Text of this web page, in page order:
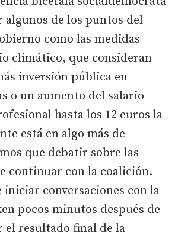
algunos de los puntos del
como las medidas
climático, que consideran
inversión pública en
o un aumento del salario
hasta los 12 euros la
está en algo más de
que debatir sobre las
continuar con la coalición.
iniciar conversaciones con la
pocos minutos después de
el resultado final de la